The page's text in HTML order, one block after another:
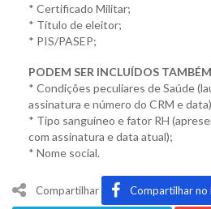
* Certificado Militar;
* Título de eleitor;
* PIS/PASEP;
PODEM SER INCLUÍDOS TAMBÉM
* Condições peculiares de Saúde
assinatura e número do CRM e
* Tipo sanguíneo e fator RH
com assinatura e data atual);
* Nome social.
Compartilhar Compartilhar no